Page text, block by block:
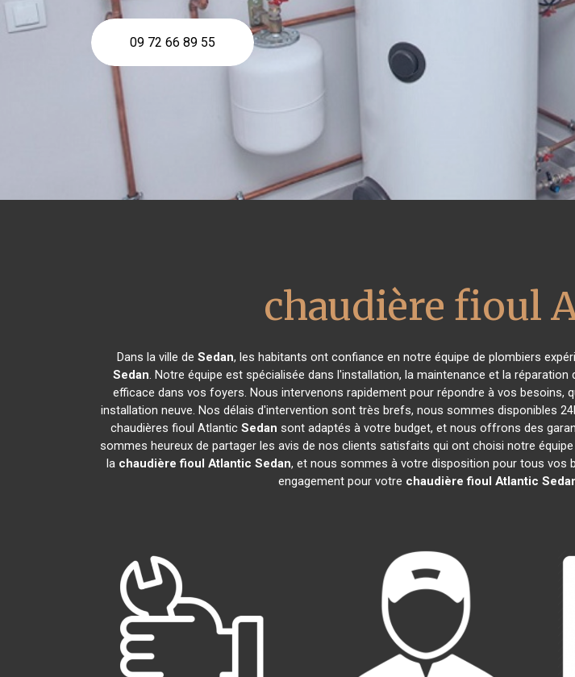
09 72 66 89 55
chaudière fioul
Dans la ville de Sedan, les habitants ont confiance en notre équipe de plombiers
Sedan. Notre équipe est spécialisée dans l'installation, la maintenance et la
efficace dans vos foyers. Nous intervenons rapidement pour répondre à vos besoins,
installation neuve. Nos délais d'intervention sont très brefs, nous sommes disponibles
chaudières fioul Atlantic Sedan sont adaptés à votre budget, et nous offrons des
sommes heureux de partager les avis de nos clients satisfaits qui ont choisi notre
la chaudière fioul Atlantic Sedan, et nous sommes à votre disposition pour tous vos
engagement pour votre chaudière fioul Atlantic